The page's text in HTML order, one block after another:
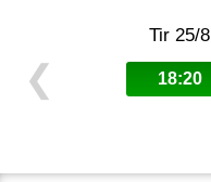
❮
Tir 25/8
18:20